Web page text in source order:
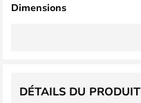
Dimensions
DÉTAILS DU PRODUIT